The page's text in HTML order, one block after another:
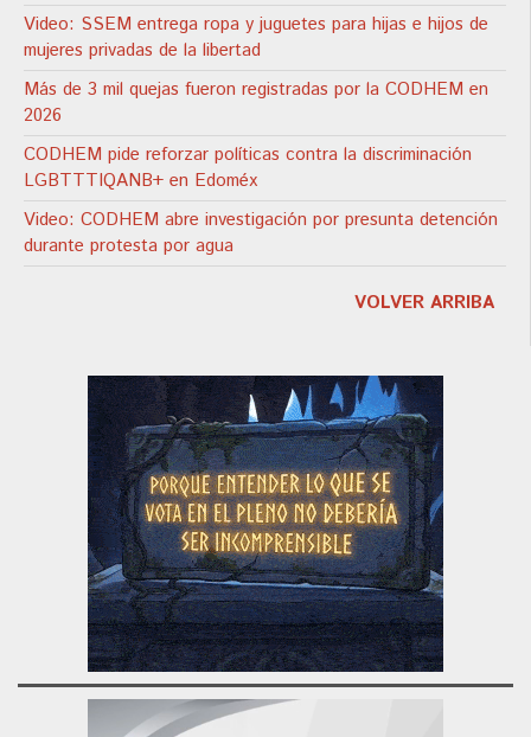
Video: SSEM entrega ropa y juguetes para hijas e hijos de
mujeres privadas de la libertad
Más de 3 mil quejas fueron registradas por la CODHEM en
2026
CODHEM pide reforzar políticas contra la discriminación
LGBTTTIQANB+ en Edoméx
Video: CODHEM abre investigación por presunta detención
durante protesta por agua
VOLVER ARRIBA